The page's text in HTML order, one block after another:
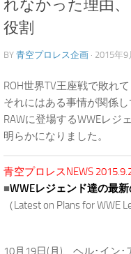
れなかった理由
役割
BY 青空プロレス企画 · 2015年9
ROH世界TV王座戦で敗れ
それにはある事情が関係
RAWに登場するWWEレジ
明らかになりました。
青空プロレスNEWS
■WWEレジェンド達の最
（Latest on Plans for WWE
10月19日(月)、ヘル･イン･